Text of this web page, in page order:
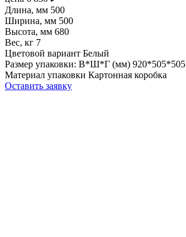
Длина, мм 500
Ширина, мм 500
Высота, мм 680
Вес, кг 7
Цветовой вариант Белый
Размер упаковки: В*Ш*Г (мм) 920*505*505
Материал упаковки Картонная коробка
Оставить заявку